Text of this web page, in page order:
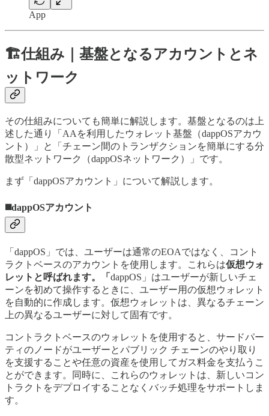
App
🏗️仕組み｜ 基盤となるアカウントとネ
ットワーク
その仕組みについても簡単に解説します。基盤となるのは上
述した通り「AAを利用したウォレット基盤（dappOSアカウ
ント）」と「チェーン間のトランザクションを簡単にする分
散型ネットワーク（dappOSネットワーク）」です。
まず「dappOSアカウント」について解説します。
◼️dappOSアカウント
「dappOS」では、ユーザーは通常のEOAではなく、コント
ラクトベースのアカウントを使用します。これらは仮想ウォ
レットと呼ばれます。「 dappOS」はユーザーが新しいチェ
ーンを初めて操作するときに、ユーザー用の仮想ウォレット
を自動的に作成します。仮想ウォレットは、異なるチェーン
上の異なるユーザーに対して固有です。
コントラクトベースのウォレットを使用すると、サードパー
ティのノードがユーザーとパブリック チェーンのやり取り
を支援することや任意の資産を使用してガス料金を支払うこ
とができます。同時に、これらのウォレットは、新しいコン
トラクトをデプロイすることなくバッチ処理をサポートしま
す。